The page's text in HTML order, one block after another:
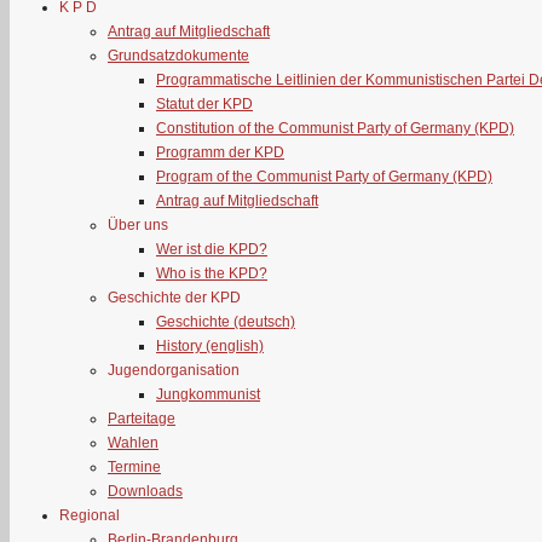
K P D
Antrag auf Mitgliedschaft
Grundsatzdokumente
Programmatische Leitlinien der Kommunistischen Partei
Statut der KPD
Constitution of the Communist Party of Germany (KPD)
Programm der KPD
Program of the Communist Party of Germany (KPD)
Antrag auf Mitgliedschaft
Über uns
Wer ist die KPD?
Who is the KPD?
Geschichte der KPD
Geschichte (deutsch)
History (english)
Jugendorganisation
Jungkommunist
Parteitage
Wahlen
Termine
Downloads
Regional